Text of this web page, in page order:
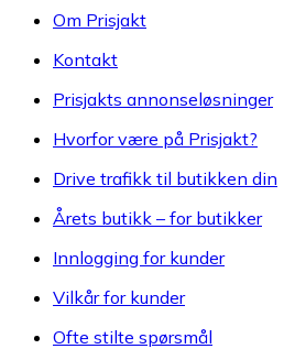
Om Prisjakt
Kontakt
Prisjakts annonseløsninger
Hvorfor være på Prisjakt?
Drive trafikk til butikken din
Årets butikk – for butikker
Innlogging for kunder
Vilkår for kunder
Ofte stilte spørsmål